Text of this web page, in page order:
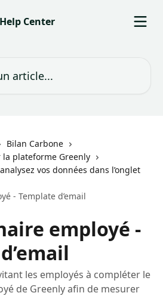
Bilan Carbone
la plateforme Greenly
vos données dans l’onglet
- Template d’email
employé -
les employés à compléter le
de Greenly afin de mesurer